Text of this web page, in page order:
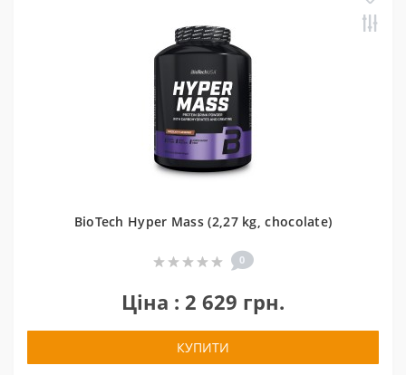
BioTech Hyper Mass (2,27 kg, chocolate)
0
Ціна : 2 629 грн.
КУПИТИ